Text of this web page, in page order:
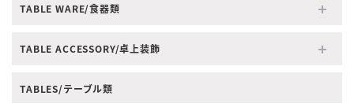
TABLE WARE/食器類
TABLE ACCESSORY/卓上装飾
TABLES/テーブル類